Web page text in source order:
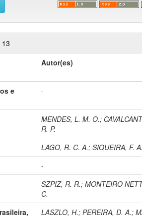
Autor(es)
e
-
MENDES, L. M. O.;
R. P.
LAGO, R. C. A.;SIQUEIRA, F.
-
SZPIZ, R. R.;MONTEIRO
C.
LASZLO, H.;PEREIRA, D. A.;